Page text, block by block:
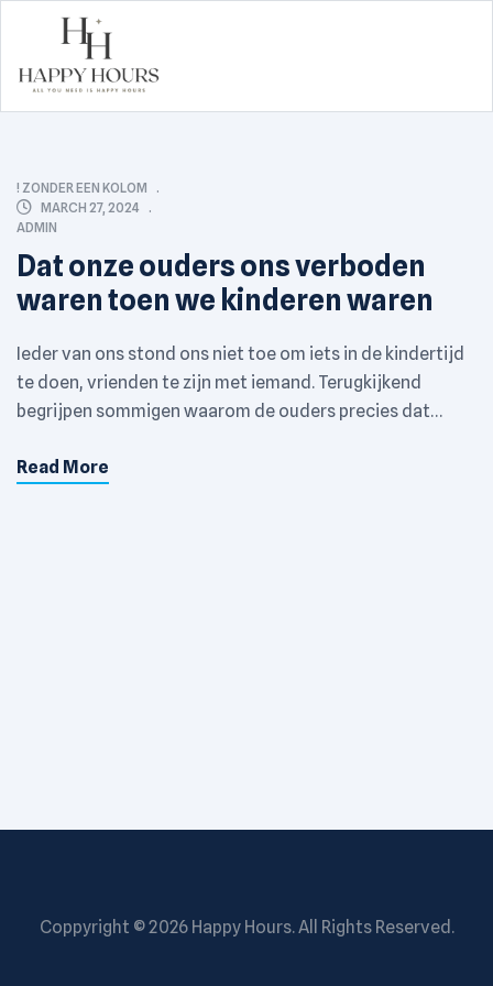
Happy
Hours
CATEGORIES
! ZONDER EEN KOLOM
MARCH 27, 2024
ADMIN
Dat onze ouders ons verboden
waren toen we kinderen waren
Ieder van ons stond ons niet toe om iets in de kindertijd
te doen, vrienden te zijn met iemand. Terugkijkend
begrijpen sommigen waarom de ouders precies dat
geschillen en tranen vanwege iets volledig onbelangrijk!
Read More
Coppyright © 2026 Happy Hours. All Rights Reserved.